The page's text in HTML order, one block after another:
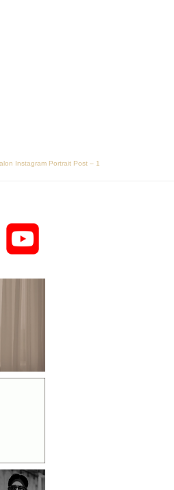
Instagram Portrait Post – 1